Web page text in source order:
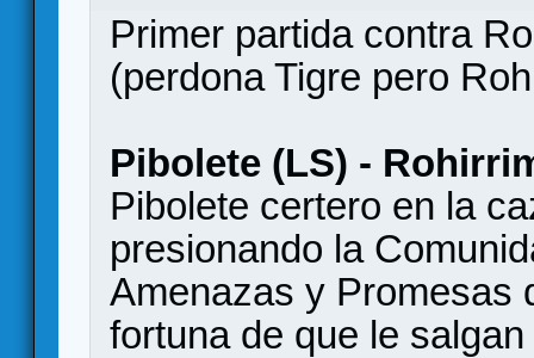
Primer partida contra
(perdona Tigre pero
Pibolete (LS) -
Pibolete certero en la
presionando la
Amenazas y Promesas
fortuna de que le